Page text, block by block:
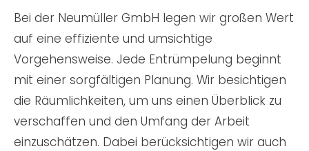
Bei der Neumüller GmbH legen wir großen Wert
auf eine effiziente und umsichtige
Vorgehensweise. Jede Entrümpelung beginnt
mit einer sorgfältigen Planung. Wir besichtigen
die Räumlichkeiten, um uns einen Überblick zu
verschaffen und den Umfang der Arbeit
einzuschätzen. Dabei berücksichtigen wir auch